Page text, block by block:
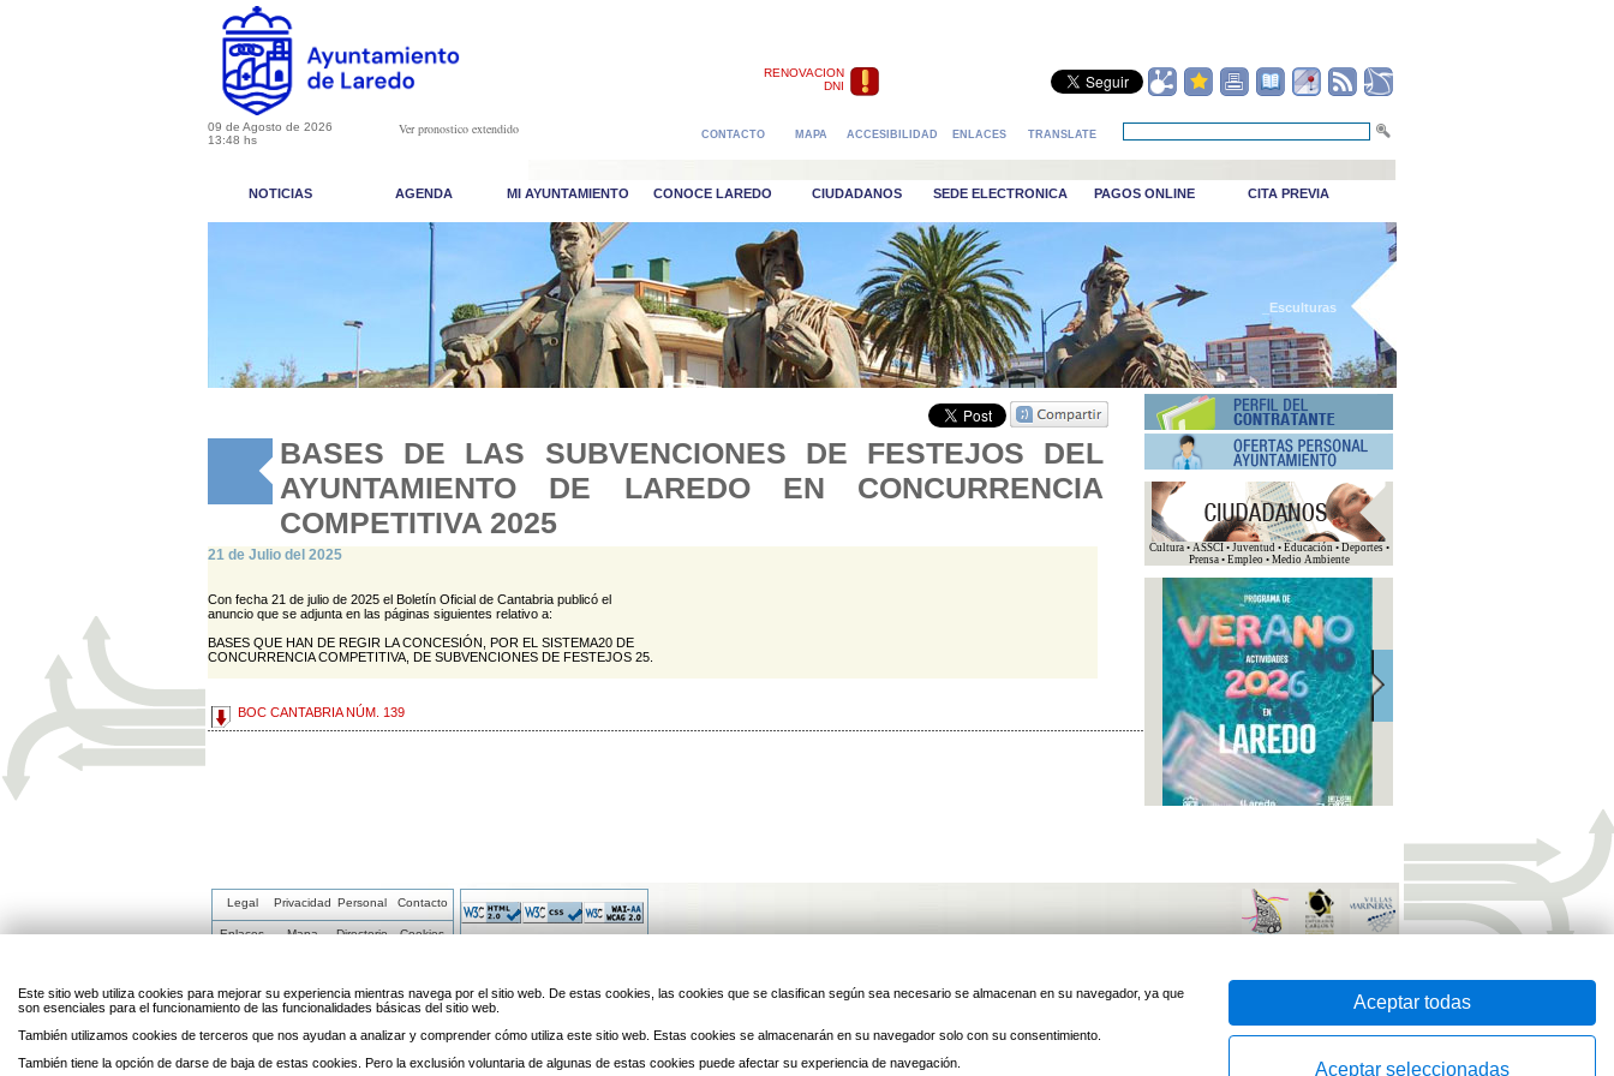
RENOVACION
DNI
09 de Agosto de 2026
13:48 hs
Ver pronostico extendido CONTACTO MAPA ACCESIBILIDAD ENLACES TRANSLATE
NOTICIAS AGENDA MI AYUNTAMIENTO CONOCE LAREDO CIUDADANOS SEDE ELECTRONICA PAGOS ONLINE CITA PREVIA
_Esculturas
BASES DE LAS SUBVENCIONES DE FESTEJOS DEL
AYUNTAMIENTO DE LAREDO EN CONCURRENCIA
COMPETITIVA 2025
21 de Julio del 2025
Con fecha 21 de julio de 2025 el Boletín Oficial de Cantabria publicó el
anuncio que se adjunta en las páginas siguientes relativo a:
BASES QUE HAN DE REGIR LA CONCESIÓN, POR EL SISTEMA20 DE
CONCURRENCIA COMPETITIVA, DE SUBVENCIONES DE FESTEJOS 25.
BOC CANTABRIA NÚM. 139
Cultura • ASSCI • Juventud • Educación • Deportes •
Prensa • Empleo • Medio Ambiente
Legal Privacidad Personal Contacto
Enlaces Mapa Directorio Cookies
Desarrollado por
Este sitio web utiliza cookies para mejorar su experiencia mientras navega por el sitio web. De estas cookies, las cookies que se clasifican según sea necesario se almacenan en su navegador, ya que
son esenciales para el funcionamiento de las funcionalidades básicas del sitio web.
También utilizamos cookies de terceros que nos ayudan a analizar y comprender cómo utiliza este sitio web. Estas cookies se almacenarán en su navegador solo con su consentimiento.
También tiene la opción de darse de baja de estas cookies. Pero la exclusión voluntaria de algunas de estas cookies puede afectar su experiencia de navegación.
Aceptar todas
Aceptar seleccionadas